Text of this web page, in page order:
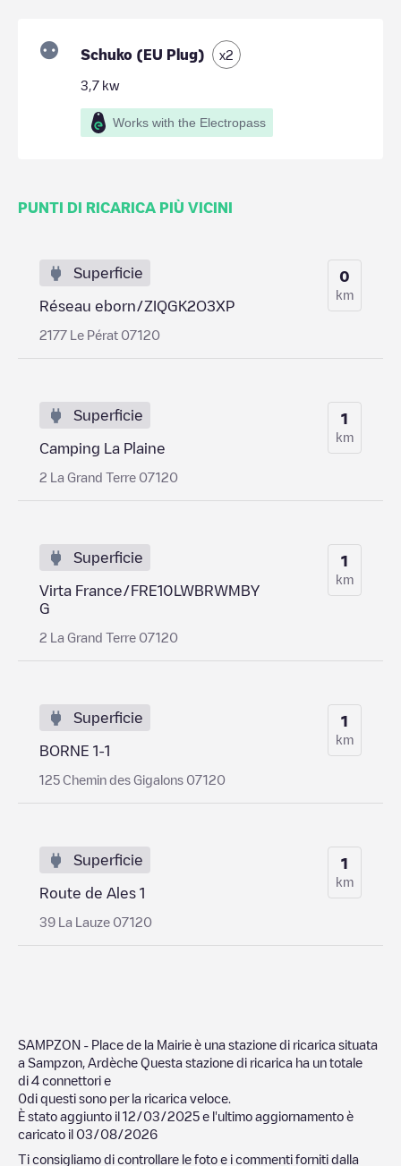
Schuko (EU Plug) x2
3,7 kw
Works with the Electropass
PUNTI DI RICARICA PIÙ VICINI
Superficie
Réseau eborn/ZIQGK2O3XP
2177 Le Pérat 07120
0
km
Superficie
Camping La Plaine
2 La Grand Terre 07120
1
km
Superficie
Virta France/FRE10LWBRWMBY
G
2 La Grand Terre 07120
1
km
Superficie
BORNE 1-1
125 Chemin des Gigalons 07120
1
km
Superficie
Route de Ales 1
39 La Lauze 07120
1
km
SAMPZON - Place de la Mairie è una stazione di ricarica situata
a Sampzon Ardèche Questa stazione di ricarica ha un totale
di 4 connettori e
0di questi sono per la ricarica veloce.
È stato aggiunto il 12/03/2025 e l'ultimo aggiornamento è
caricato il 03/08/2026
Ti consigliamo di controllare le foto e i commenti forniti dalla